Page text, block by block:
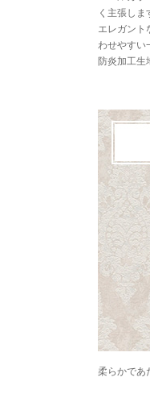
く主張しま
エレガント
わせやすい
防炎加工生
柔らかであ